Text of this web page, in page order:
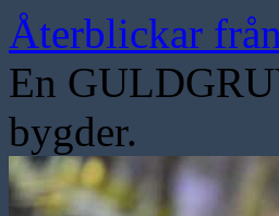
Hoppa
till
innehåll
Återblickar
En
bygder.